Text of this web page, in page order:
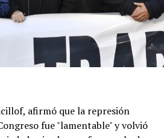
afirmó que la represión
fue "lamentable" y volvió